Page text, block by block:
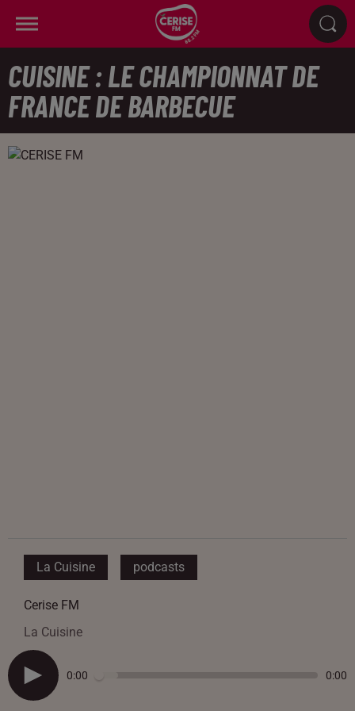
CUISINE : LE CHAMPIONNAT DE
FRANCE DE BARBECUE
La Cuisine podcasts
Cerise FM
La Cuisine
0:00 0:00